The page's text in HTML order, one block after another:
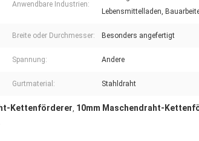
Anwendbare Industrien:
Lebensmittelladen,
Breite oder Durchmesser: Besonders angefertigt
Spannung: Andere
Gurtmaterial: Stahldraht
Kettenförderer, 10mm Maschendraht-